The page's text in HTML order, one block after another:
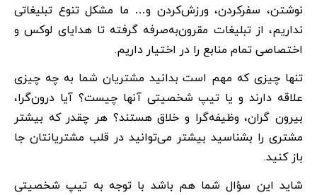
نوشتن، سفرکردن، ورزش‌کردن و… ما مشکل تنوع تبلیغاتی
نداریم، از تبلیغات مقرون‌به‌صرفه گرفته تا هدایای لوکس و
اختصاصی تمام منابع را در اختیار داریم.
تنها چیزی که مهم است بدانید مشتریان شما به چه چیزی
علاقه دارند و یا تیپ شخصیتی آنها چیست؟ آیا درون‌گرا،
بیرون گران، وظیفه‌گرا و خلاق هستند؟ هر چقدر که بیشتر
مشتری را بشناسید بیشتر می‌توانید در قلب مشتریانتان جا
باز کنید.
شاید این سؤال شما هم باشد با توجه ‌به تیپ شخصیتی